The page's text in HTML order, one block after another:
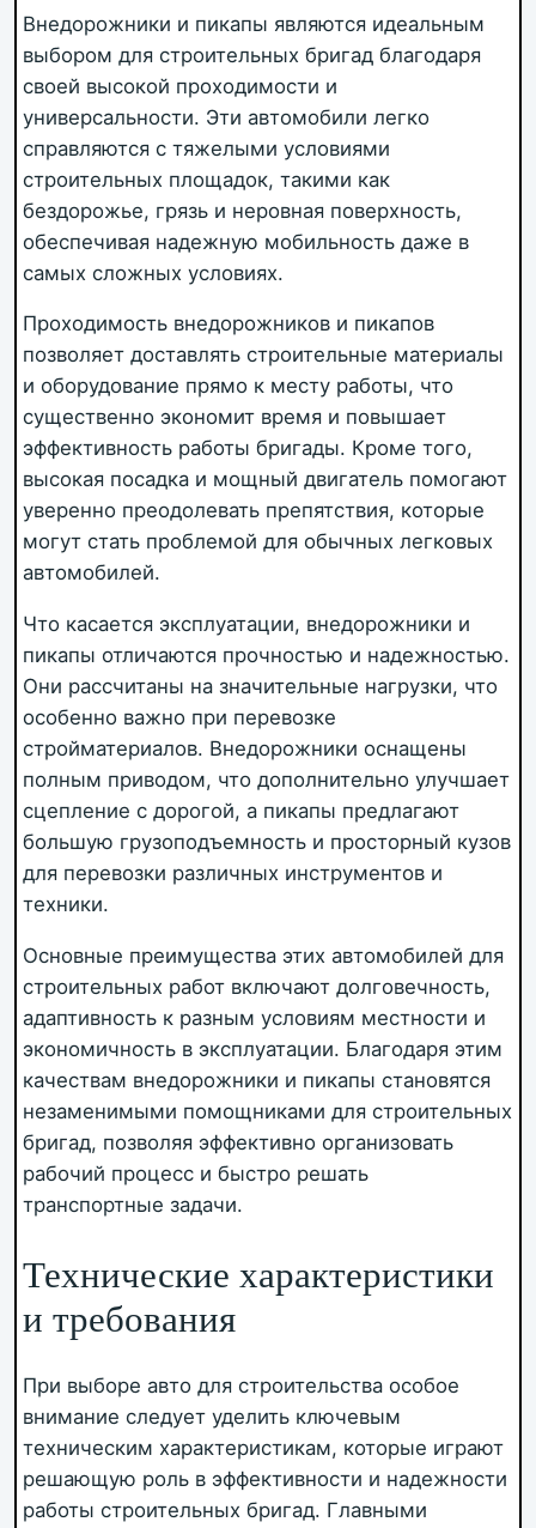
Внедорожники и пикапы являются идеальным
выбором для строительных бригад благодаря
своей высокой проходимости и
универсальности. Эти автомобили легко
справляются с тяжелыми условиями
строительных площадок, такими как
бездорожье, грязь и неровная поверхность,
обеспечивая надежную мобильность даже в
самых сложных условиях.
Проходимость внедорожников и пикапов
позволяет доставлять строительные материалы
и оборудование прямо к месту работы, что
существенно экономит время и повышает
эффективность работы бригады. Кроме того,
высокая посадка и мощный двигатель помогают
уверенно преодолевать препятствия, которые
могут стать проблемой для обычных легковых
автомобилей.
Что касается эксплуатации, внедорожники и
пикапы отличаются прочностью и надежностью.
Они рассчитаны на значительные нагрузки, что
особенно важно при перевозке
стройматериалов. Внедорожники оснащены
полным приводом, что дополнительно улучшает
сцепление с дорогой, а пикапы предлагают
большую грузоподъемность и просторный кузов
для перевозки различных инструментов и
техники.
Основные преимущества этих автомобилей для
строительных работ включают долговечность,
адаптивность к разным условиям местности и
экономичность в эксплуатации. Благодаря этим
качествам внедорожники и пикапы становятся
незаменимыми помощниками для строительных
бригад, позволяя эффективно организовать
рабочий процесс и быстро решать
транспортные задачи.
Технические характеристики
и требования
При выборе авто для строительства особое
внимание следует уделить ключевым
техническим характеристикам, которые играют
решающую роль в эффективности и надежности
работы строительных бригад. Главными